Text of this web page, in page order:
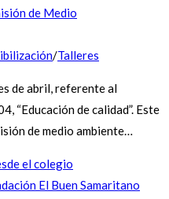
de Medio
/Talleres
de abril, referente al
“Educación de calidad”. Este
de medio ambiente…
el colegio